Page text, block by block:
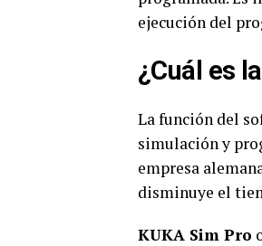
ejecución del
¿Cuál es
La función del
simulación y
empresa
disminuye el
KUKA Sim Pro